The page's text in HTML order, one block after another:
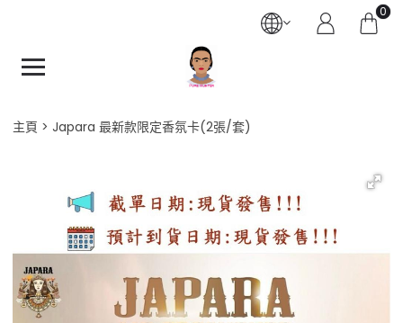
0
主頁 Japara 最新款限定香氛卡(2張/套)